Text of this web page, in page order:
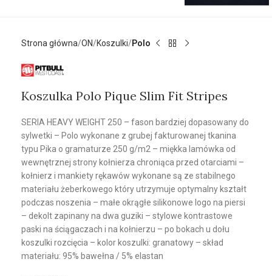
Strona główna ON Koszulki Polo
Koszulka Polo Pique Slim Fit Stripes
SERIA HEAVY WEIGHT 250 – fason bardziej dopasowany do
sylwetki – Polo wykonane z grubej fakturowanej tkanina
typu Pika o gramaturze 250 g/m2 – miękka lamówka od
wewnętrznej strony kołnierza chroniąca przed otarciami –
kołnierz i mankiety rękawów wykonane są ze stabilnego
materiału żeberkowego który utrzymuje optymalny kształt
podczas noszenia – małe okrągłe silikonowe logo na piersi
– dekolt zapinany na dwa guziki – stylowe kontrastowe
paski na ściągaczach i na kołnierzu – po bokach u dołu
koszulki rozcięcia – kolor koszulki: granatowy – skład
materiału: 95% bawełna / 5% elastan